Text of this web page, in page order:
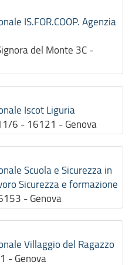
IS.FOR.COOP. Agenzia
del Monte 3C -
Iscot Liguria
6 - 16121 - Genova
Scuola e Sicurezza in
Sicurezza e formazione
- Genova
Villaggio del Ragazzo
- Genova